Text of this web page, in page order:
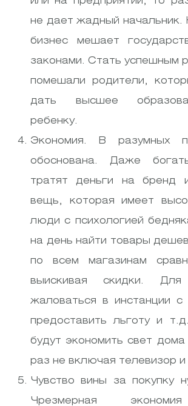
не дает жадный начальник.
бизнес мешает
законами. Стать успешным
помешали родители,
дать высшее
ребенку.
Экономия. В разумных
обоснована. Даже
тратят деньги на бренд
вещь, которая имеет
люди с психологией
на день найти товары
по всем магазинам
выискивая скидки.
жаловаться в инстанции с
предоставить льготу и
будут экономить свет
раз не включая телевизор и
Чувство вины за покупку
Чрезмерная